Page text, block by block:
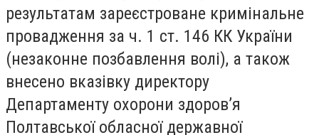
результатам зареєстроване кримінальне
провадження за ч. 1 ст. 146 КК України
(незаконне позбавлення волі), а також
внесено вказівку директору
Департаменту охорони здоров’я
Полтавської обласної державної